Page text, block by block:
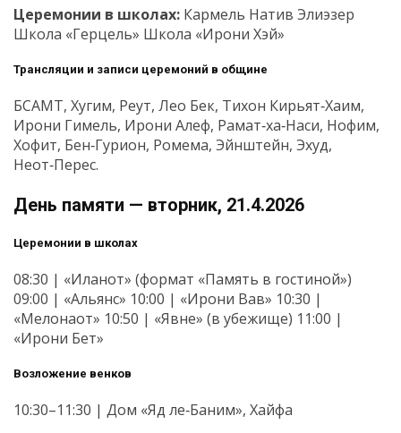
Церемонии в школах: Кармель Натив Элиэзер
Школа «Герцель» Школа «Ирони Хэй»
Трансляции и записи церемоний в общине
БСАМТ, Хугим, Реут, Лео Бек, Тихон Кирьят‑Хаим,
Ирони Гимель, Ирони Алеф, Рамат‑ха‑Наси, Нофим,
Хофит, Бен‑Гурион, Ромема, Эйнштейн, Эхуд,
Неот‑Перес.
День памяти — вторник, 21.4.2026
Церемонии в школах
08:30 | «Иланот» (формат «Память в гостиной»)
09:00 | «Альянс» 10:00 | «Ирони Вав» 10:30 |
«Мелонаот» 10:50 | «Явне» (в убежище) 11:00 |
«Ирони Бет»
Возложение венков
10:30–11:30 | Дом «Яд ле‑Баним», Хайфа